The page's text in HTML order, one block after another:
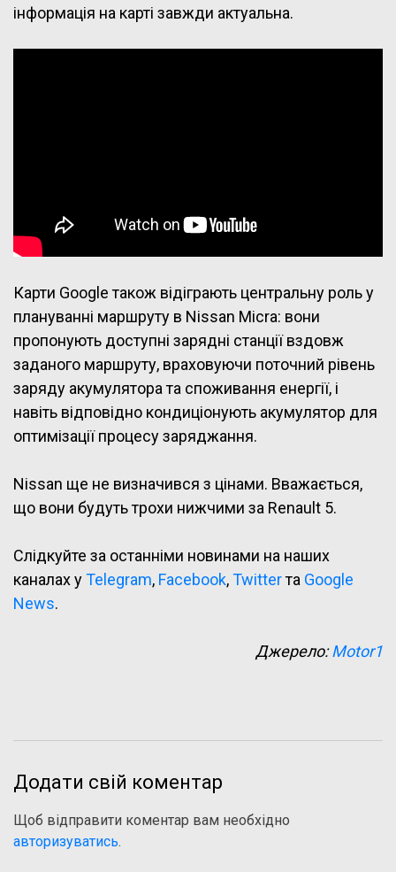
інформація на карті завжди актуальна.
Карти Google також відіграють центральну роль у
плануванні маршруту в Nissan Micra: вони
пропонують доступні зарядні станції вздовж
заданого маршруту, враховуючи поточний рівень
заряду акумулятора та споживання енергії, і
навіть відповідно кондиціонують акумулятор для
оптимізації процесу заряджання.
Nissan ще не визначився з цінами. Вважається,
що вони будуть трохи нижчими за Renault 5.
Слідкуйте за останніми новинами на наших
каналах уTelegram, Facebook,Twitterта Google
News.
Джерело:Motor1
Додати свій коментар
Щоб відправити коментар вам необхідно
авторизуватись.